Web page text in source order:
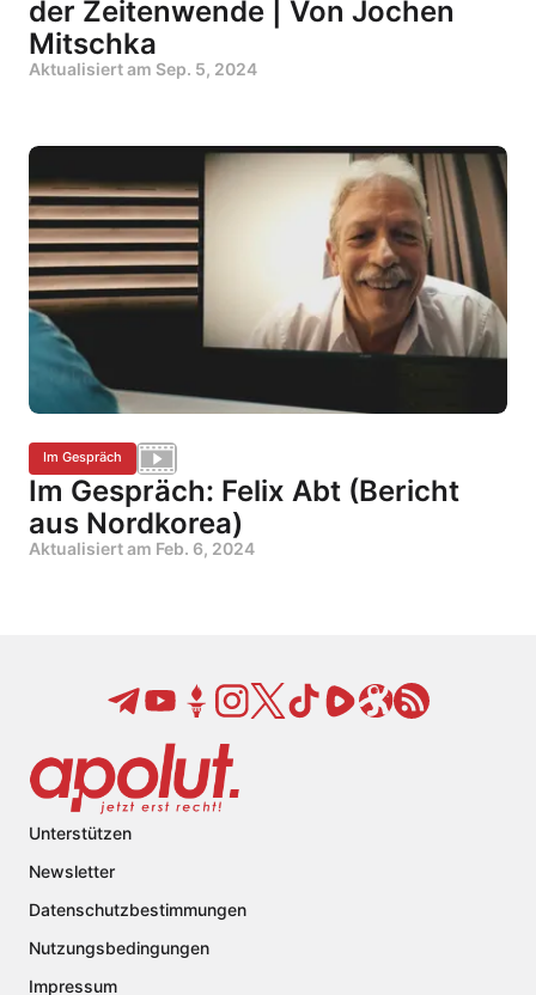
der Zeitenwende | Von Jochen
Mitschka
Aktualisiert am Sep. 5, 2024
Im Gespräch
Im Gespräch: Felix Abt (Bericht
aus Nordkorea)
Aktualisiert am Feb. 6, 2024
Unterstützen
Newsletter
Datenschutzbestimmungen
Nutzungsbedingungen
Impressum